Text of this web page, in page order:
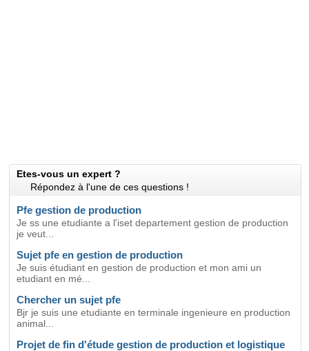
Etes-vous un expert ?
Répondez à l'une de ces questions !
Pfe gestion de production
Je ss une etudiante a l'iset departement gestion de production
je veut...
Sujet pfe en gestion de production
Je suis étudiant en gestion de production et mon ami un
etudiant en mé...
Chercher un sujet pfe
Bjr je suis une etudiante en terminale ingenieure en production
animal...
Projet de fin d'étude gestion de production et logistique